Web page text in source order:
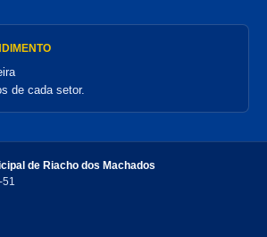
de cada setor.
de Riacho dos Machados
51